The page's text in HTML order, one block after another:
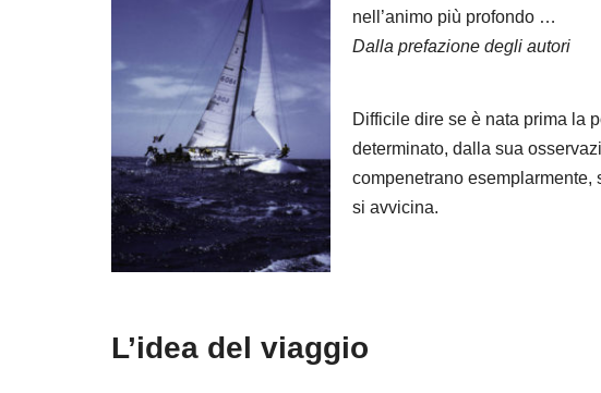
nell’animo più profondo …
Dalla prefazione degli autori
Difficile dire se è nata prima la
determinato, dalla sua
compenetrano
si avvicina.
L’idea del viaggio